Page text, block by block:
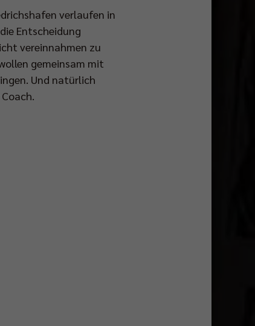
verlaufen in
Entscheidung
vereinnahmen zu
gemeinsam mit
Und natürlich